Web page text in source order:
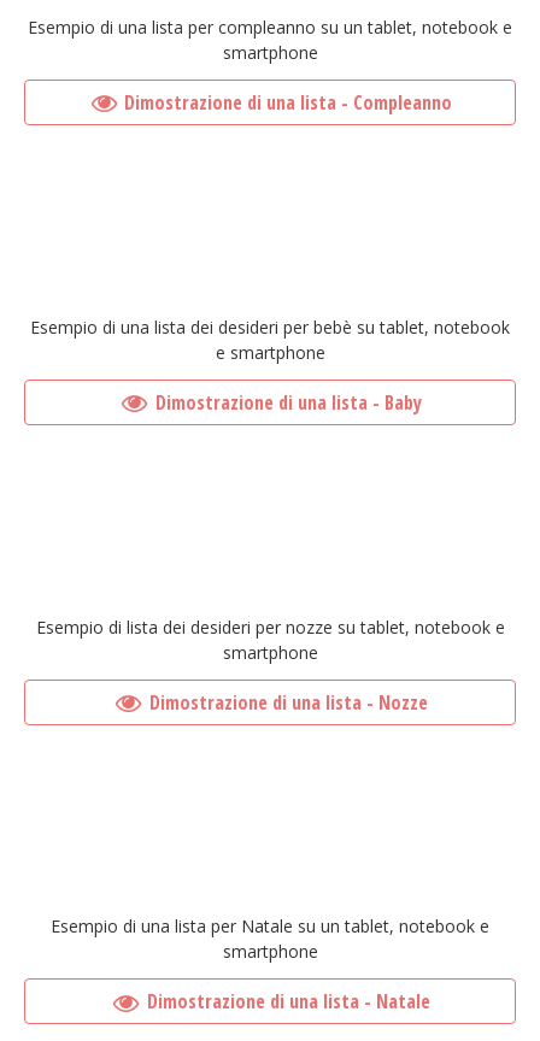
Esempio di una lista per compleanno su un tablet, notebook e
smartphone
Dimostrazione di una lista - Compleanno
Esempio di una lista dei desideri per bebè su tablet, notebook
e smartphone
Dimostrazione di una lista - Baby
Esempio di lista dei desideri per nozze su tablet, notebook e
smartphone
Dimostrazione di una lista - Nozze
Esempio di una lista per Natale su un tablet, notebook e
smartphone
Dimostrazione di una lista - Natale